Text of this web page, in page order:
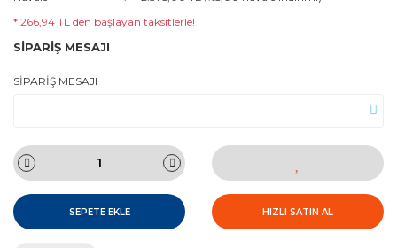
* 266,94 TL den başlayan taksitlerle!
SİPARİŞ MESAJI
SİPARİŞ MESAJI
SEPETE EKLE HIZLI SATIN AL